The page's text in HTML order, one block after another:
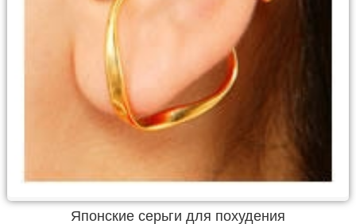
Японские серьги для похудения